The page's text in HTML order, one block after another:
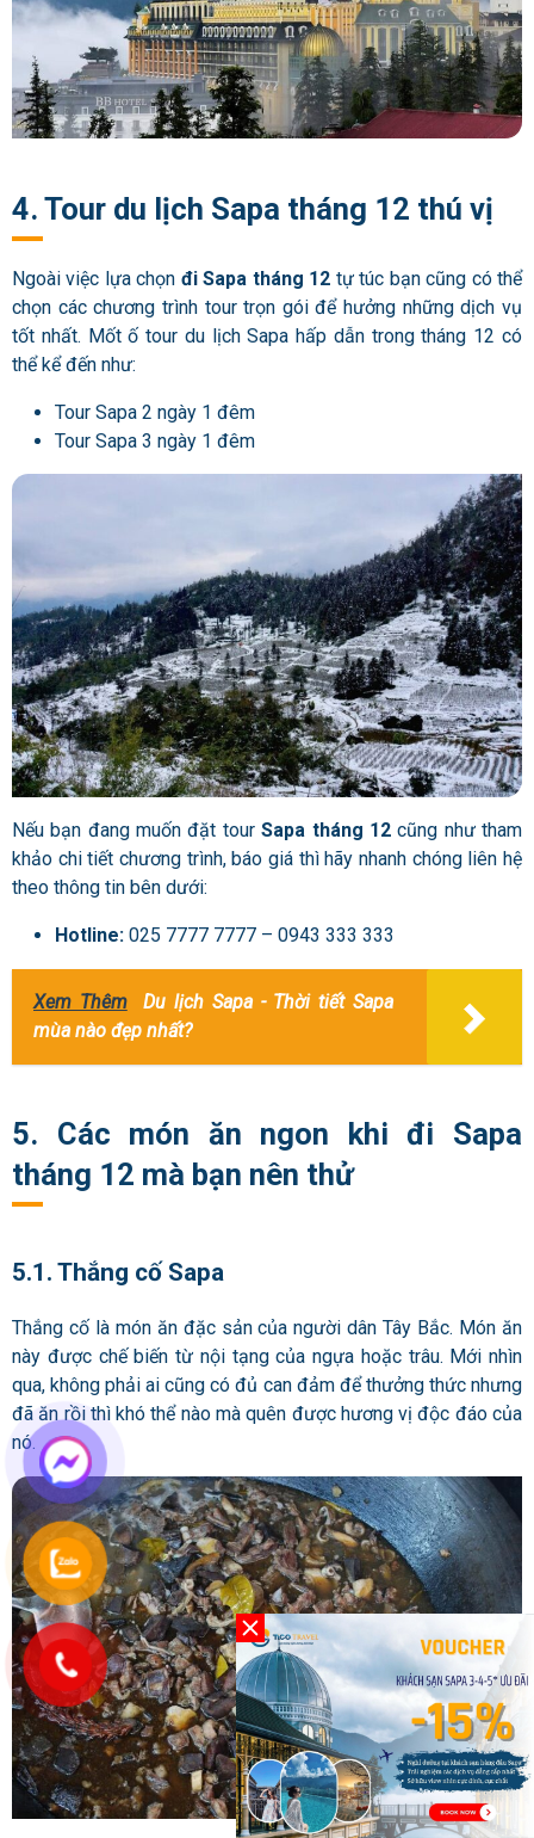
4. Tour du lịch Sapa tháng 12 thú vị
Ngoài việc lựa chọn đi Sapa tháng 12 tự túc bạn cũng có thể
chọn các chương trình tour trọn gói để hưởng những dịch vụ
tốt nhất. Mốt ố tour du lịch Sapa hấp dẫn trong tháng 12 có
thể kể đến như:
Tour Sapa 2 ngày 1 đêm
Tour Sapa 3 ngày 1 đêm
Nếu bạn đang muốn đặt tourSapa tháng 12cũng như tham
khảo chi tiết chương trình, báo giá thì hãy nhanh chóng liên hệ
theo thông tin bên dưới:
Hotline: 025 7777 7777 – 0943 333 333
Xem Thêm
Du lịch Sapa - Thời tiết Sapa
mùa nào đẹp nhất?
5. Các món ăn ngon khi đi Sapa
tháng 12 mà bạn nên thử
5.1. Thắng cố Sapa
Thắng cố là món ăn đặc sản của người dân Tây Bắc. Món ăn
này được chế biến từ nội tạng của ngựa hoặc trâu. Mới nhìn
qua, không phải ai cũng có đủ can đảm để thưởng thức nhưng
đã ăn rồi thì khó thể nào mà quên được hương vị độc đáo của
nó.